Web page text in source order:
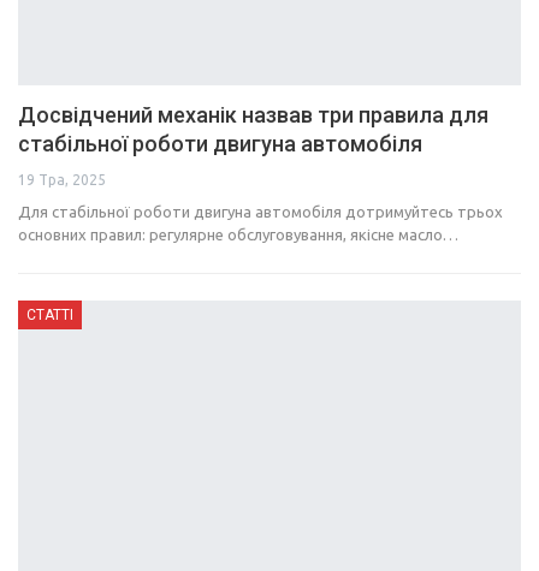
Досвідчений механік назвав три правила для
стабільної роботи двигуна автомобіля
19 Тра, 2025
Для стабільної роботи двигуна автомобіля дотримуйтесь трьох
основних правил: регулярне обслуговування, якісне масло…
СТАТТІ